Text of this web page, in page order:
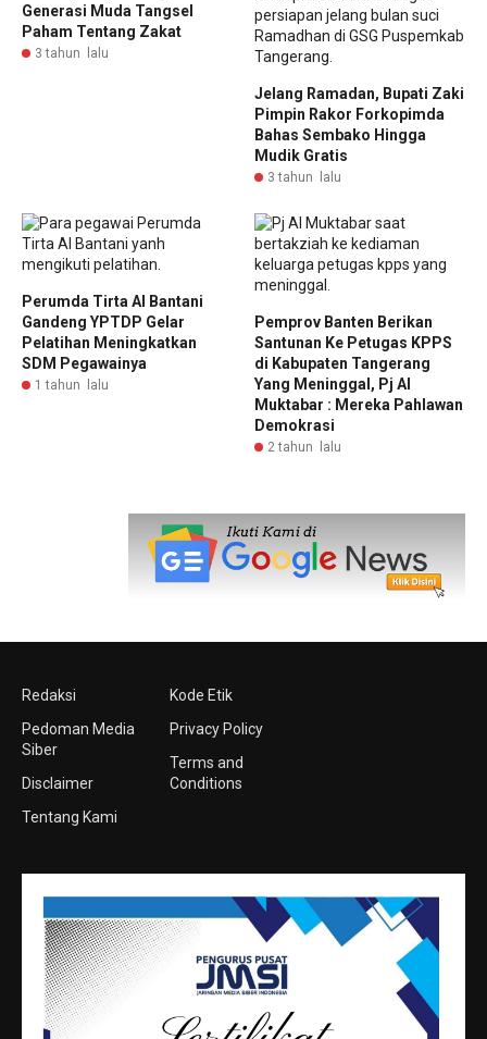
Generasi Muda Tangsel
Paham Tentang Zakat
3 tahun lalu
Jelang Ramadan, Bupati Zaki
Pimpin Rakor Forkopimda
Bahas Sembako Hingga
Mudik Gratis
3 tahun lalu
Perumda Tirta Al Bantani
Gandeng YPTDP Gelar
Pelatihan Meningkatkan
SDM Pegawainya
1 tahun lalu
Pemprov Banten Berikan
Santunan Ke Petugas KPPS
di Kabupaten Tangerang
Yang Meninggal, Pj Al
Muktabar : Mereka Pahlawan
Demokrasi
2 tahun lalu
Redaksi
Pedoman Media
Siber
Disclaimer
Tentang Kami
Kode Etik
Privacy Policy
Terms and
Conditions